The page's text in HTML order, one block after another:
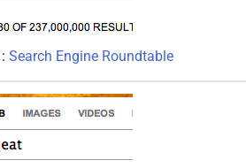
Search Engine Roundtable